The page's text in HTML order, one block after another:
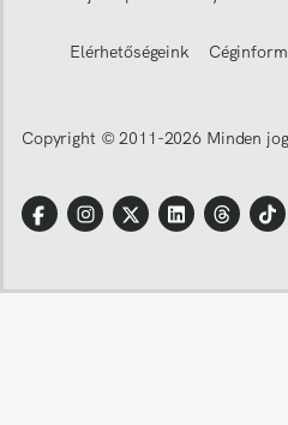
Elérhetőségeink
Copyright © 2011-2026 Minden